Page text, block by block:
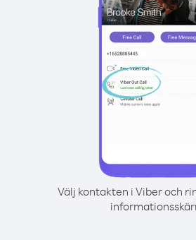
Välj kontakten i Viber och